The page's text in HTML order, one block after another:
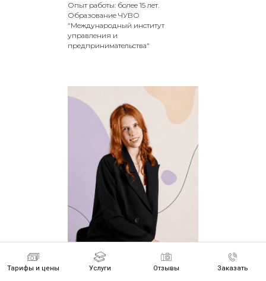
Тарифы и цены Услуги Отзывы Заказать
Опыт работы: более 15 лет.
Образование ЧУВО
"Международный институт
управления и
предпринимательства"